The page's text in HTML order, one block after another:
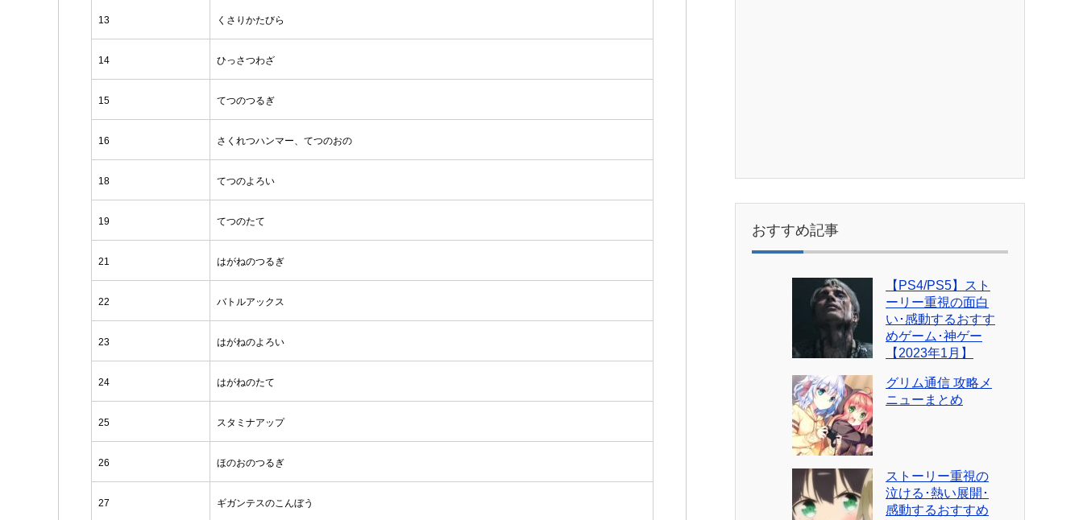
13 くさりかたびら
14 ひっさつわざ
15 てつのつるぎ
16 さくれつハンマー、てつのおの
18 てつのよろい
19 てつのたて
21 はがねのつるぎ
22 バトルアックス
23 はがねのよろい
24 はがねのたて
25 スタミナアップ
26 ほのおのつるぎ
27 ギガンテスのこんぼう
おすすめ記事
【PS4/PS5】スト
ーリー重視の面白
い･感動するおすす
めゲーム･神ゲー
【2023年1月】
グリム通信 攻略メ
ニューまとめ
ストーリー重視の
泣ける･熱い展開･
感動するおすすめ